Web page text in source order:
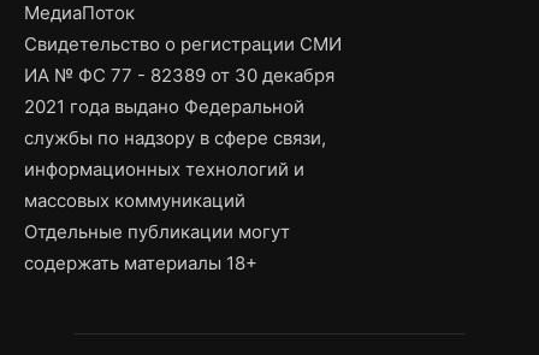
МедиаПоток
Свидетельство о регистрации СМИ
ИА № ФС 77 - 82389 от 30 декабря
2021 года выдано Федеральной
службы по надзору в сфере связи,
информационных технологий и
массовых коммуникаций
Отдельные публикации могут
содержать материалы 18+